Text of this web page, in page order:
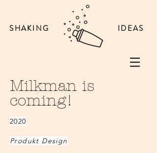
SHAKING IDEAS
Milkman is
coming!
2020
Produkt Design